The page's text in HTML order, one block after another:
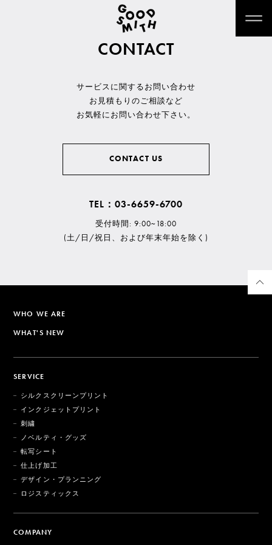
CONTACT
サービスに関するお問い合わせ
お見積もりのご相談など
お気軽にお問い合わせ下さい。
CONTACT US
TEL：03-6659-6700
受付時間: 9:00~18:00
(土/日/祝日、および年末年始を除く)
WHO WE ARE
WHAT'S NEW
SERVICE
シルクスクリーンプリント
インクジェットプリント
刺繍
ノベルティ・グッズ
転写シート
仕上げ加工
デザイン・プランニング
ロジスティックス
COMPANY